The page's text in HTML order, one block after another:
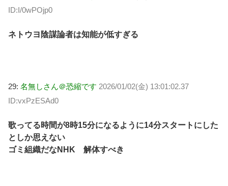
ID:I/0wPOjp0
ネトウヨ陰謀論者は知能が低すぎる
29: 名無しさん＠恐縮です 2026/01/02(金) 13:01:02.37
ID:vxPzESAd0
歌ってる時間が8時15分になるように14分スタートにした
としか思えない
ゴミ組織だなNHK 解体すべき